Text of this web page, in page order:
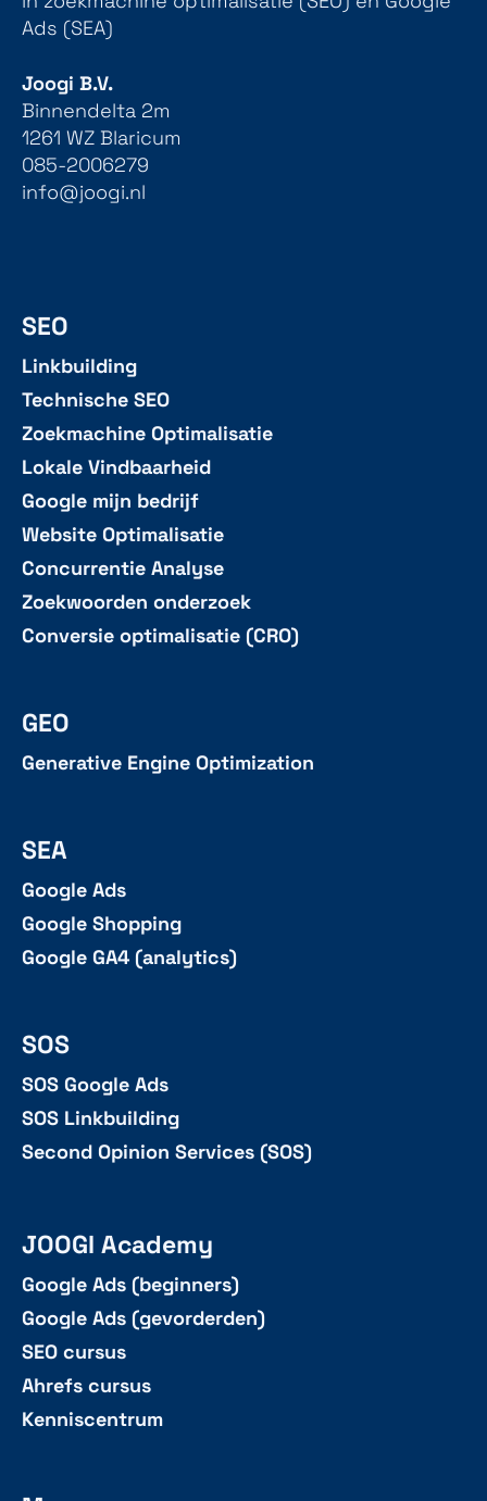
Ads (SEA)
Joogi B.V.
Binnendelta 2m
1261 WZ Blaricum
085-2006279
info@joogi.nl
SEO
Linkbuilding
Technische SEO
Zoekmachine Optimalisatie
Lokale Vindbaarheid
Google mijn bedrijf
Website Optimalisatie
Concurrentie Analyse
Zoekwoorden onderzoek
Conversie optimalisatie (CRO)
GEO
Generative Engine Optimization
SEA
Google Ads
Google Shopping
Google GA4 (analytics)
SOS
SOS Google Ads
SOS Linkbuilding
Second Opinion Services (SOS)
JOOGI Academy
Google Ads (beginners)
Google Ads (gevorderden)
SEO cursus
Ahrefs cursus
Kenniscentrum